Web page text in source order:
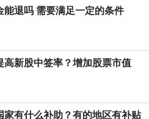
能退吗 需要满足一定的条件
高新股中签率？增加股票市值
家有什么补助？有的地区有补贴